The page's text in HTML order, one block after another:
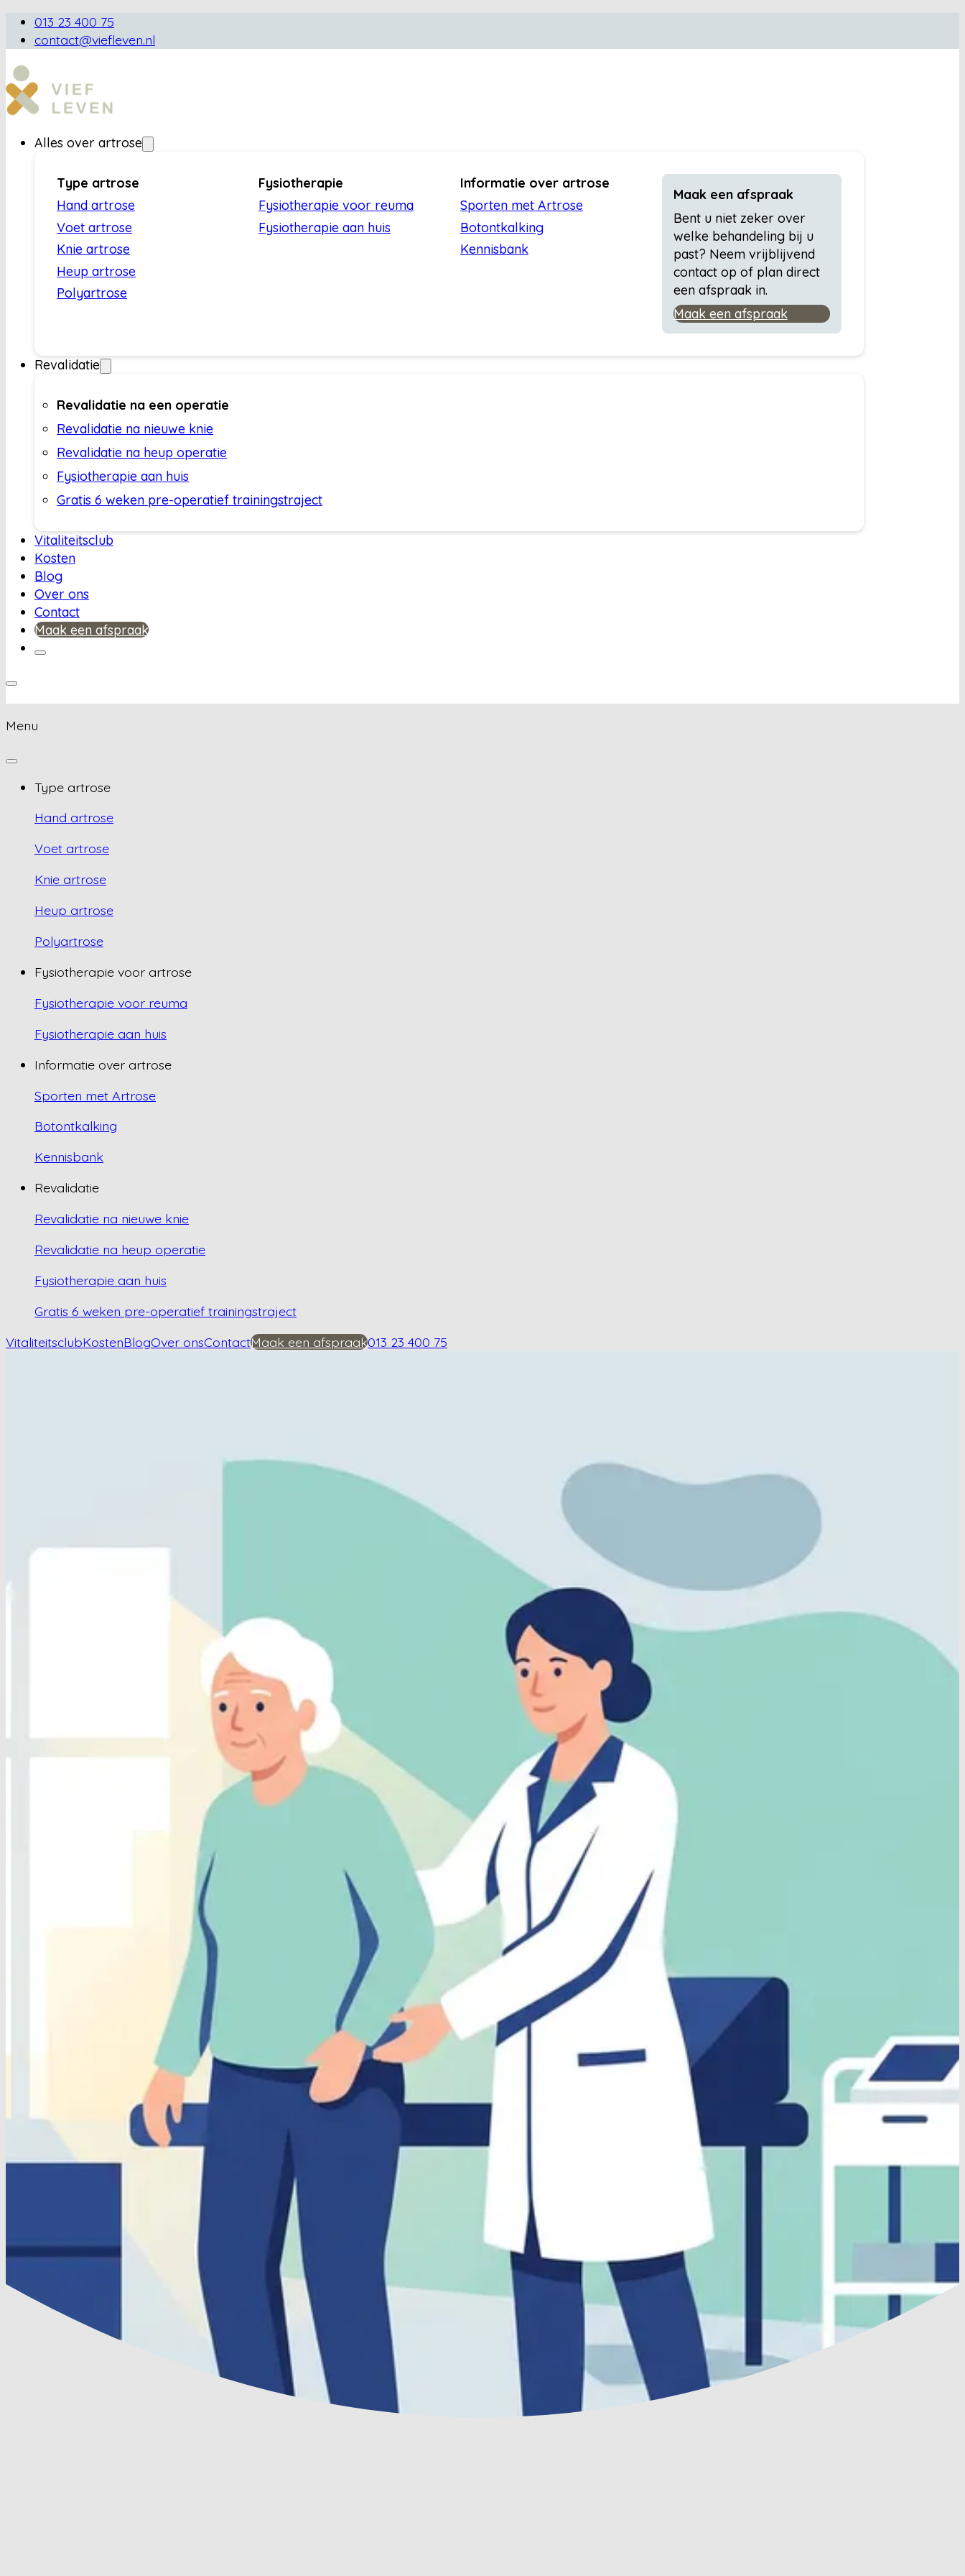
013 23 400 75
contact@viefleven.nl
Alles over artrose
Type artrose
Hand artrose
Voet artrose
Knie artrose
Heup artrose
Polyartrose
Fysiotherapie
Fysiotherapie voor reuma
Fysiotherapie aan huis
Informatie over artrose
Sporten met Artrose
Botontkalking
Kennisbank
Maak een afspraak
Bent u niet zeker over
welke behandeling bij u
past? Neem vrijblijvend
contact op of plan direct
een afspraak in.
Maak een afspraak
Revalidatie
Revalidatie na een operatie
Revalidatie na nieuwe knie
Revalidatie na heup operatie
Fysiotherapie aan huis
Gratis 6 weken pre-operatief trainingstraject
Vitaliteitsclub
Kosten
Blog
Over ons
Contact
Maak een afspraak
Menu
Type artrose
Hand artrose
Voet artrose
Knie artrose
Heup artrose
Polyartrose
Fysiotherapie voor artrose
Fysiotherapie voor reuma
Fysiotherapie aan huis
Informatie over artrose
Sporten met Artrose
Botontkalking
Kennisbank
Revalidatie
Revalidatie na nieuwe knie
Revalidatie na heup operatie
Fysiotherapie aan huis
Gratis 6 weken pre-operatief trainingstraject
VitaliteitsclubKostenBlogOver onsContactMaak een afspraak013 23 400 75
Kan heupartrose genezen worden?